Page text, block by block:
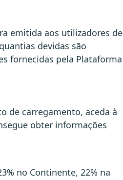
emitida aos utilizadores de
devidas são
fornecidas pela Plataforma
de carregamento, aceda à
obter informações
no Continente, 22% na